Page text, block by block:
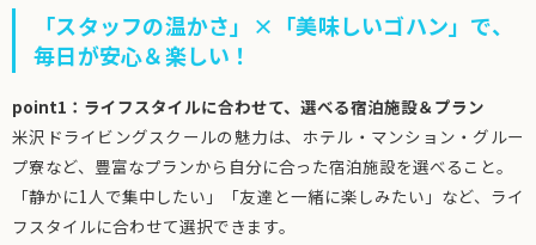
「スタッフの温かさ」×「美味しいゴハン」で、
毎日が安心＆楽しい！
point1：ライフスタイルに合わせて、選べる宿泊施設＆プラン
米沢ドライビングスクールの魅力は、ホテル・マンション・グルー
プ寮など、豊富なプランから自分に合った宿泊施設を選べること。
「静かに1人で集中したい」「友達と一緒に楽しみたい」など、ライ
フスタイルに合わせて選択できます。